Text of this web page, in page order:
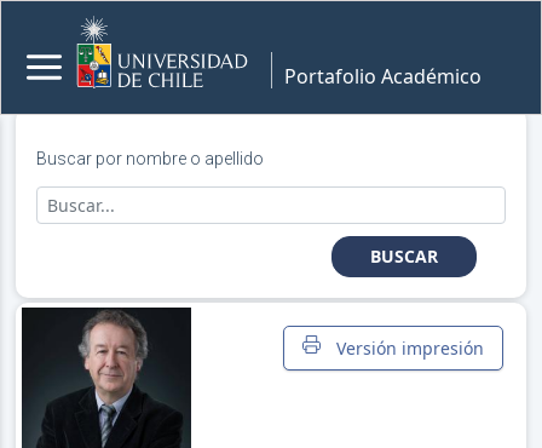
Portafolio Académico
Buscar por nombre o apellido
BUSCAR
Versión impresión